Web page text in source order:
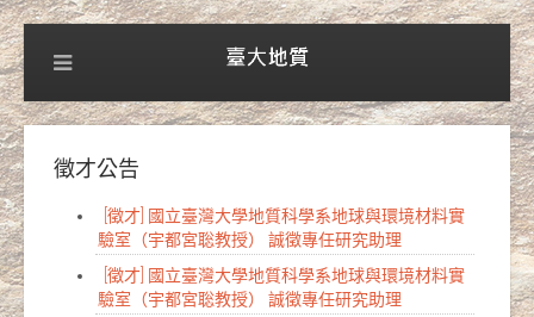
徵才公告
[徵才] 國立臺灣大學地質科學系地球與環境材料實
驗室（宇都宮聡教授） 誠徵專任研究助理
[徵才] 國立臺灣大學地質科學系地球與環境材料實
驗室（宇都宮聡教授） 誠徵專任研究助理